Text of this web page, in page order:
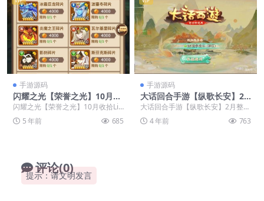
手游源码
闪耀之光【荣誉之光】10月收
拾Linux手艺服务端+安卓+G
M后台【站长亲测】
闪耀之光【荣誉之光】10月收拾Lin
ux手艺服务端+安卓+GM后台【站
长亲测】 ...
5 年前 685
手游源码
大话回合手游【纵歌长安】2
月整理Linux手工服务端+运营
后台
大话回合手游【纵歌长安】2月整理
Linux手工服务端+运营后台
4 年前 763
评论(0)
提示：请文明发言